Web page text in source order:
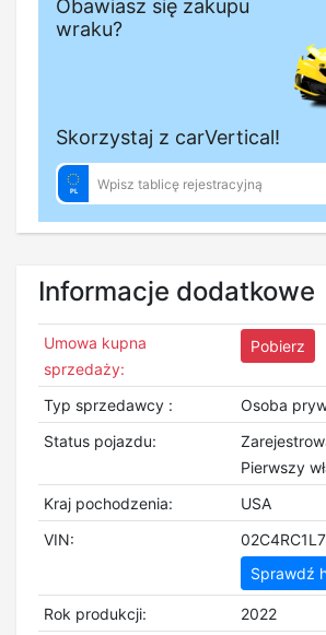
Informacje dodatkowe
Umowa kupna
sprzedaży:
Pobierz
Typ sprzedawcy :
Osoba
Status pojazdu:
Pierwszy
Kraj pochodzenia:
USA
VIN:
Sprawdź
Rok produkcji:
2022